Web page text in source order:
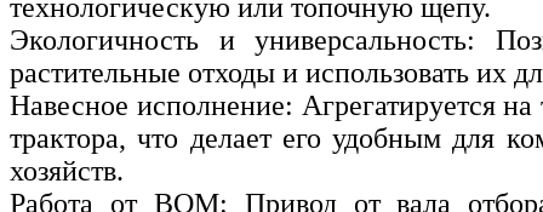
технологическую или топочную щепу.
Экологичность и универсальность:
растительные отходы и использовать их
Навесное исполнение: Агрегатируется
трактора, что делает его удобным для
хозяйств.
Работа от ВОМ: Привод от вала